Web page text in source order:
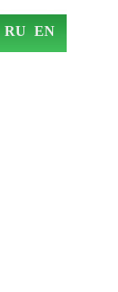
RU EN